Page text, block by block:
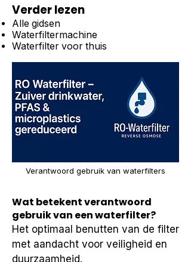
Verder lezen
Alle gidsen
Waterfiltermachine
Waterfilter voor thuis
Verantwoord gebruik van waterfilters
Wat betekent verantwoord
gebruik van een waterfilter?
Het optimaal benutten van de filter
met aandacht voor veiligheid en
duurzaamheid.